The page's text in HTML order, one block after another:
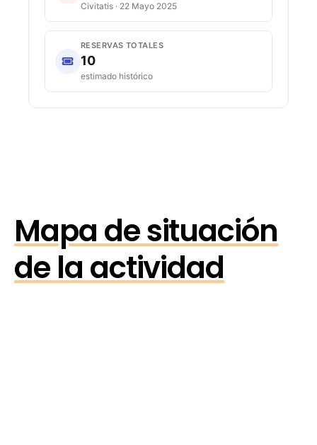
Civitatis · 22 Mayo 2025
RESERVAS TOTALES
10
estimado histórico
Mapa de situación
de la actividad